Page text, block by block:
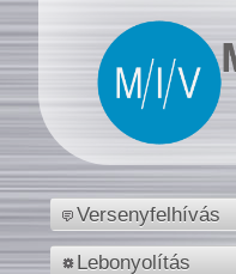
Versenyfelhívás
Lebonyolítás